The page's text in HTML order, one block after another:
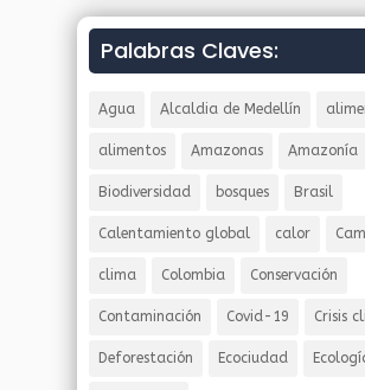
Palabras Claves:
Agua Alcaldia de Medellín
alimentos Amazonas Amazonía
Biodiversidad bosques Brasil
Calentamiento global calor
clima Colombia Conservación
Contaminación Covid-19 Crisis
Deforestación Ecociudad